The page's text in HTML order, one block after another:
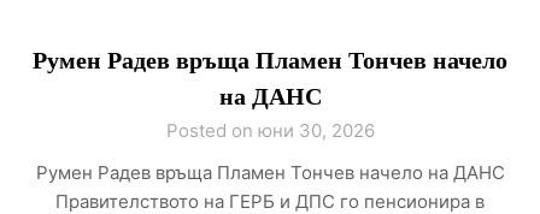
Румен Радев връща Пламен Тончев начело
на ДАНС
Posted on юни 30, 2026
Румен Радев връща Пламен Тончев начело на ДАНС
Правителството на ГЕРБ и ДПС го пенсионира в